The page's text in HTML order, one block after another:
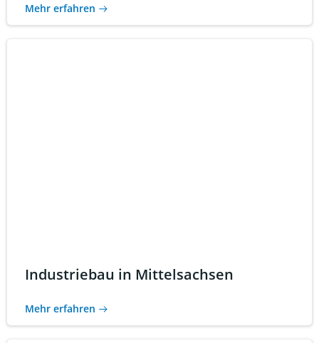
Mehr erfahren
Industriebau in Mittelsachsen
Mehr erfahren